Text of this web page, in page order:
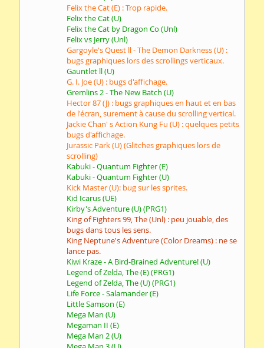
Felix the Cat (E) : Trop rapide.
Felix the Cat (U)
Felix the Cat by Dragon Co (Unl)
Felix vs Jerry (Unl)
Gargoyle's Quest ll - The Demon Darkness (U) :
bugs graphiques lors des scrollings verticaux.
Gauntlet ll (U)
G. I. Joe (U) : bugs d'affichage.
Gremlins 2 - The New Batch (U)
Hector 87 (J) : bugs graphiques en haut et en bas
de l'écran, surement à cause du scrolling vertical.
Jackie Chan' s Action Kung Fu (U) : quelques petits
bugs d'affichage.
Jurassic Park (U) (Glitches graphiques lors de
scrolling)
Kabuki - Quantum Fighter (E)
Kabuki - Quantum Fighter (U)
Kick Master (U): bug sur les sprites.
Kid Icarus (UE)
Kirby's Adventure (U) (PRG1)
King of Fighters 99, The (Unl) : peu jouable, des
bugs dans tous les sens.
King Neptune's Adventure (Color Dreams) : ne se
lance pas.
Kiwi Kraze - A Bird-Brained Adventure! (U)
Legend of Zelda, The (E) (PRG1)
Legend of Zelda, The (U) (PRG1)
Life Force - Salamander (E)
Little Samson (E)
Mega Man (U)
Megaman II (E)
Mega Man 2 (U)